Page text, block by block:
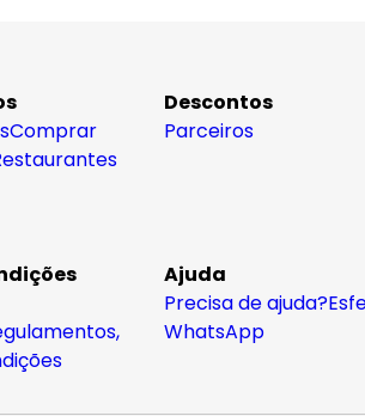
Comprar
Descontos
Parceiros
Ajuda
Precisa de ajuda?
WhatsApp